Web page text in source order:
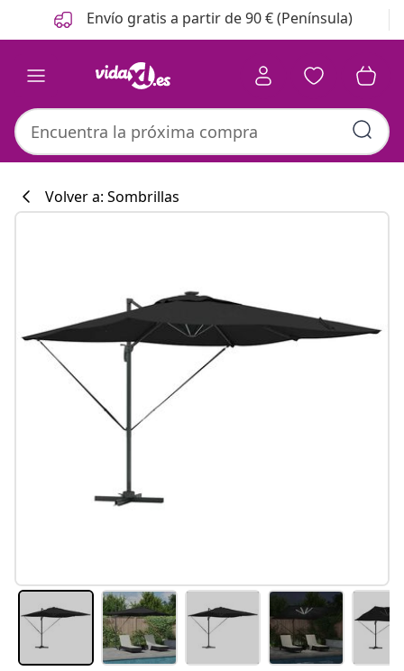
Anterior
Siguiente Envío gratis a partir de 90 € (Península)
#sharemevidaxl
Volver a: Sombrillas